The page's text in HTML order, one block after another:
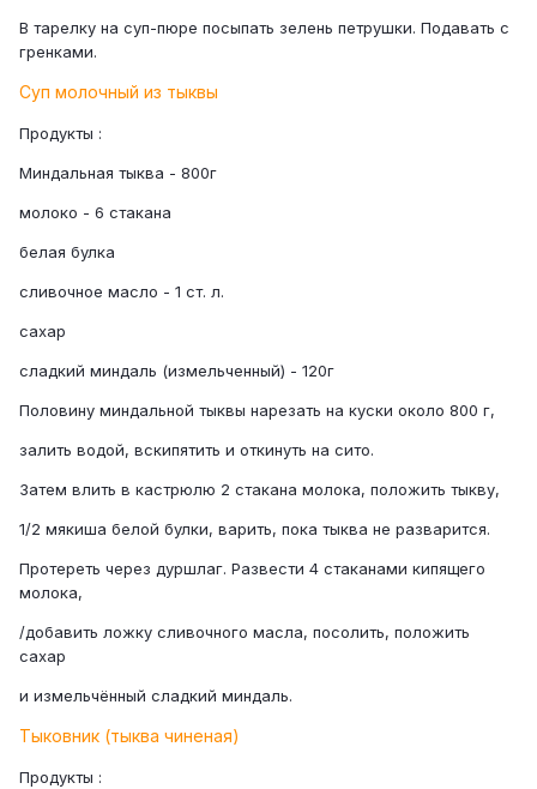
В тарелку на суп-пюре посыпать зелень петрушки. Подавать с
гренками.
Суп молочный из тыквы
Продукты :
Миндальная тыква - 800г
молоко - 6 стакана
белая булка
сливочное масло - 1 ст. л.
сахар
сладкий миндаль (измельченный) - 120г
Половину миндальной тыквы нарезать на куски около 800 г,
залить водой, вскипятить и откинуть на сито.
Затем влить в кастрюлю 2 стакана молока, положить тыкву,
1/2 мякиша белой булки, варить, пока тыква не разварится.
Протереть через дуршлаг. Развести 4 стаканами кипящего
молока,
/добавить ложку сливочного масла, посолить, положить
сахар
и измельчённый сладкий миндаль.
Тыковник (тыква чиненая)
Продукты :